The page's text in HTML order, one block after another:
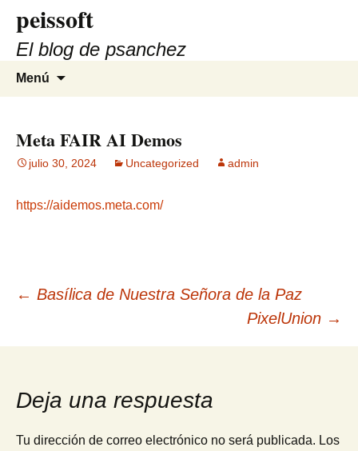
contenido
peissoft
El blog de psanchez
Menú
Meta FAIR AI Demos
julio 30, 2024 Uncategorized admin
https://aidemos.meta.com/
Navegación
de
entradas
← Basílica de Nuestra Señora de la Paz
PixelUnion →
Deja una respuesta
Tu dirección de correo electrónico no será publicada. Los